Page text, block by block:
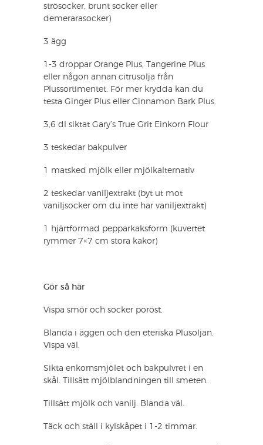
strösocker, brunt socker eller
demerarasocker)
3 ägg
1-3 droppar Orange Plus, Tangerine Plus
eller någon annan citrusolja från
Plussortimentet. För mer krydda kan du
testa Ginger Plus eller Cinnamon Bark Plus.
3,6 dl siktat Gary’s True Grit Einkorn Flour
3 teskedar bakpulver
1 matsked mjölk eller mjölkalternativ
2 teskedar vaniljextrakt (byt ut mot
vaniljsocker om du inte har vaniljextrakt)
1 hjärtformad pepparkaksform (kuvertet
rymmer 7×7 cm stora kakor)
Gör så här
Vispa smör och socker poröst.
Blanda i äggen och den eteriska Plusoljan.
Vispa väl.
Sikta enkornsmjölet och bakpulvret i en
skål. Tillsätt mjölblandningen till smeten.
Tillsätt mjölk och vanilj. Blanda väl.
Täck och ställ i kylskåpet i 1-2 timmar.